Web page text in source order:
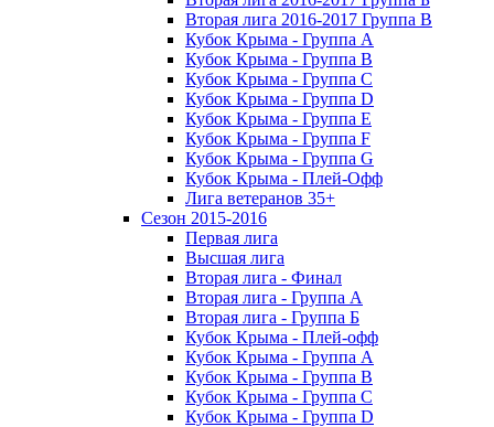
Вторая лига 2016-2017 Группа В
Кубок Крыма - Группа A
Кубок Крыма - Группа B
Кубок Крыма - Группа C
Кубок Крыма - Группа D
Кубок Крыма - Группа E
Кубок Крыма - Группа F
Кубок Крыма - Группа G
Кубок Крыма - Плей-Офф
Лига ветеранов 35+
Сезон 2015-2016
Первая лига
Высшая лига
Вторая лига - Финал
Вторая лига - Группа А
Вторая лига - Группа Б
Кубок Крыма - Плей-офф
Кубок Крыма - Группа A
Кубок Крыма - Группа B
Кубок Крыма - Группа C
Кубок Крыма - Группа D